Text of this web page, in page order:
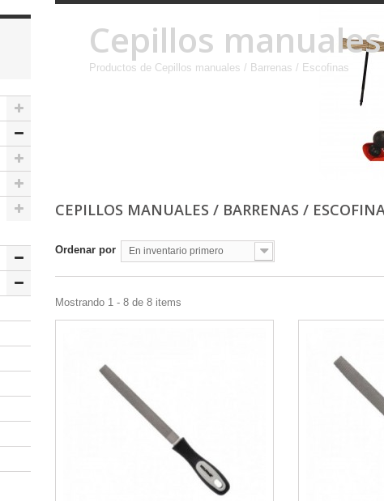
Cepillos
Productos de Cepillos manuales / Barrenas / Escofinas
CEPILLOS MANUALES / BARRENAS /
Ordenar por En inventario primero
Mostrando 1 - 8 de 8 items